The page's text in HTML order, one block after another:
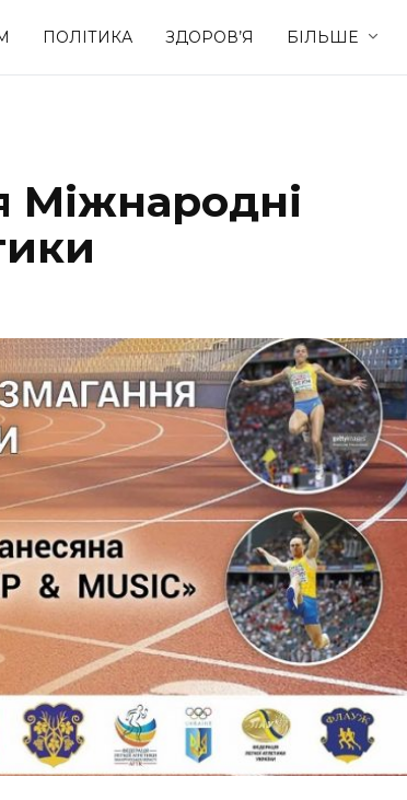
ПОЛІТИКА ЗДОРОВ’Я БІЛЬШЕ
Спорт Стиль життя
Міжнародні